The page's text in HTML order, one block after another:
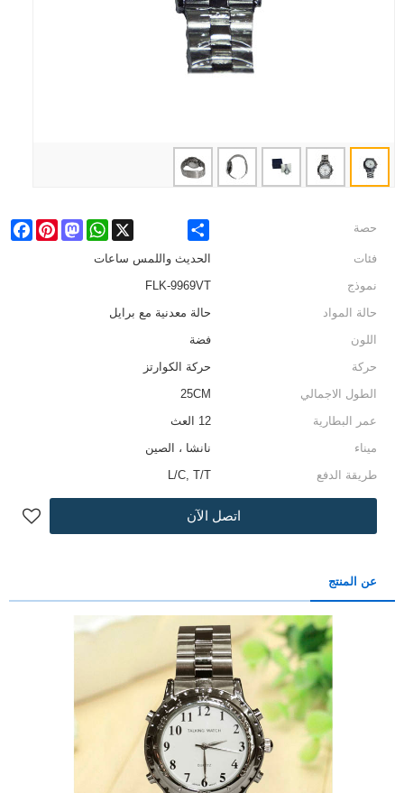
حصة Share
Pinterest
Mastodon
WhatsApp X
فئات
الحديث واللمس ساعات
نموذج
FLK-9969VT
حالة المواد
حالة معدنية مع برايل
اللون
فضة
حركة
حركة الكوارتز
الطول الاجمالي
25CM
عمر البطارية
12 العث
ميناء
نانشا ، الصين
طريقة الدفع
L/C, T/T
اتصل الآن
عن المنتج